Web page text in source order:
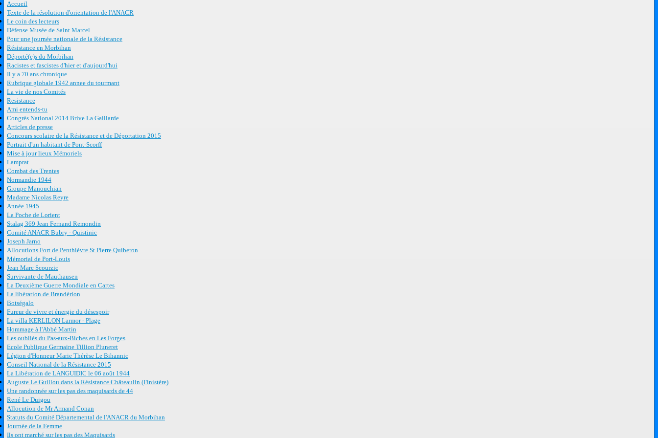
Accueil
Texte de la résolution d'orientation de l'ANACR
Le coin des lecteurs
Défense Musée de Saint Marcel
Pour une journée nationale de la Résistance
Résistance en Morbihan
Déporté(e)s du Morbihan
Racistes et fascistes d'hier et d'aujourd'hui
Il y a 70 ans chronique
Rubrique globale 1942 annee du tourmant
La vie de nos Comités
Resistance
Ami entends-tu
Congrès National 2014 Brive La Gaillarde
Articles de presse
Concours scolaire de la Résistance et de Déportation 2015
Portrait d'un habitant de Pont-Scorff
Mise à jour lieux Mémoriels
Lamprat
Combat des Trentes
Normandie 1944
Groupe Manouchian
Madame Nicolas Reyre
Année 1945
La Poche de Lorient
Stalag 369 Jean Fernand Remondin
Comité ANACR Bubry - Quistinic
Joseph Jarno
Allocutions Fort de Penthièvre St Pierre Quiberon
Mémorial de Port-Louis
Jean Marc Scourzic
Survivante de Mauthausen
La Deuxième Guerre Mondiale en Cartes
La libération de Brandérion
Botségalo
Fureur de vivre et énergie du désespoir
La villa KERLILON Larmor - Plage
Hommage à l'Abbé Martin
Les oubliés du Pas-aux-Biches en Les Forges
Ecole Publique Germaine Tillion Pluneret
Légion d'Honneur Marie Thérèse Le Bihannic
Conseil National de la Résistance 2015
La Libération de LANGUIDIC le 06 août 1944
Auguste Le Guillou dans la Résistance Châteaulin (Finistère)
Une randonnée sur les pas des maquisards de 44
René Le Duigou
Allocution de Mr Armand Conan
Statuts du Comité Départemental de l'ANACR du Morbihan
Journée de la Femme
Ils ont marché sur les pas des Maquisards